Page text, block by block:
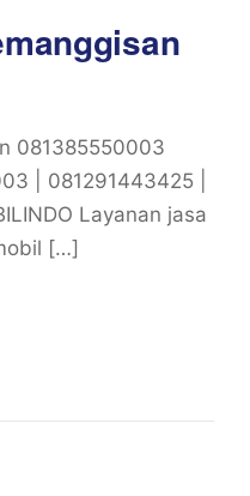
081385550003
| 081291443425 |
Layanan jasa
[…]